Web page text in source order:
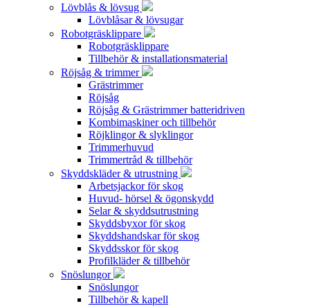
Lövblås & lövsug
Lövblåsar & lövsugar
Robotgräsklippare
Robotgräsklippare
Tillbehör & installationsmaterial
Röjsåg & trimmer
Grästrimmer
Röjsåg
Röjsåg & Grästrimmer batteridriven
Kombimaskiner och tillbehör
Röjklingor & slyklingor
Trimmerhuvud
Trimmertråd & tillbehör
Skyddskläder & utrustning
Arbetsjackor för skog
Huvud- hörsel & ögonskydd
Selar & skyddsutrustning
Skyddsbyxor för skog
Skyddshandskar för skog
Skyddsskor för skog
Profilkläder & tillbehör
Snöslungor
Snöslungor
Tillbehör & kapell